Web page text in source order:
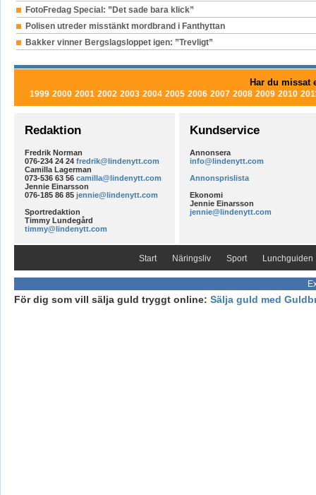
FotoFredag Special: ”Det sade bara klick”
Polisen utreder misstänkt mordbrand i Fanthyttan
Bakker vinner Bergslagsloppet igen: ”Trevligt”
Har du missat
1999 2000 2001 2002 2003 2004 2005 2006 2007 2008 2009 2010
Redaktion
Fredrik Norman
076-234 24 24 fredrik@lindenytt.com
Camilla Lagerman
073-536 63 56 camilla@lindenytt.com
Jennie Einarsson
076-185 86 85 jennie@lindenytt.com
Sportredaktion
Timmy Lundegård
timmy@lindenytt.com
Kundservice
Annonsera
info@lindenytt.com
Annonsprislista
Ekonomi
Jennie Einarsson
jennie@lindenytt.com
Start Näringsliv Sport Lunchguiden
För dig som vill sälja guld tryggt online: Sälja guld med